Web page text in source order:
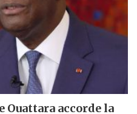
Ouattara accorde la